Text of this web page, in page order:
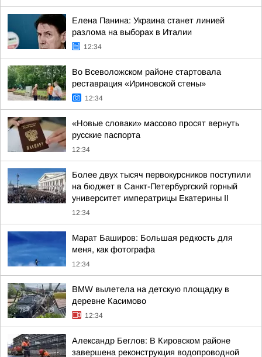
Елена Панина: Украина станет линией
разлома на выборах в Италии
12:34
Во Всеволожском районе стартовала
реставрация «Ириновской стены»
12:34
«Новые словаки» массово просят вернуть
русские паспорта
12:34
Более двух тысяч первокурсников поступили
на бюджет в Санкт-Петербургский горный
университет императрицы Екатерины II
12:34
Марат Баширов: Большая редкость для
меня, как фотографа
12:34
BMW вылетела на детскую площадку в
деревне Касимово
12:34
Александр Беглов: В Кировском районе
завершена реконструкция водопроводной